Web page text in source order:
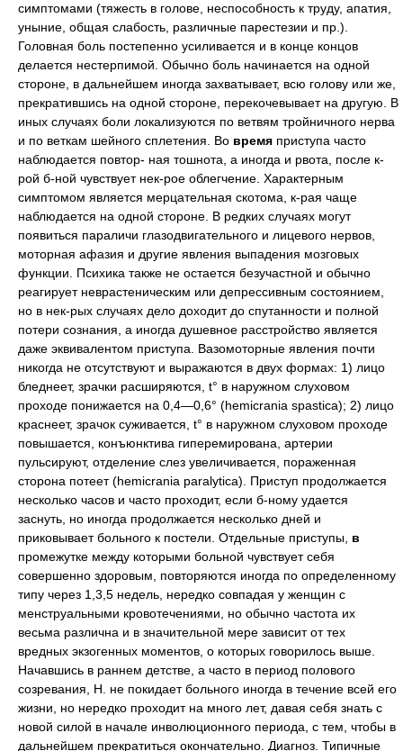
симптомами (тяжесть в голове, неспособность к труду, апатия,
уныние, общая слабость, различные парестезии и пр.).
Головная боль постепенно усиливается и в конце концов
делается нестерпимой. Обычно боль начинается на одной
стороне, в дальнейшем иногда захватывает, всю голову или же,
прекратившись на одной стороне, перекочевывает на другую. В
иных случаях боли локализуются по ветвям тройничного нерва
и по веткам шейного сплетения. Во время приступа часто
наблюдается повтор- ная тошнота, а иногда и рвота, после к-
рой б-ной чувствует нек-рое облегчение. Характерным
симптомом является мерцательная скотома, к-рая чаще
наблюдается на одной стороне. В редких случаях могут
появиться параличи глазодвигательного и лицевого нервов,
моторная афазия и другие явления выпадения мозговых
функции. Психика также не остается безучастной и обычно
реагирует неврастеническим или депрессивным состоянием,
но в нек-рых случаях дело доходит до спутанности и полной
потери сознания, а иногда душевное расстройство является
даже эквивалентом приступа. Вазомоторные явления почти
никогда не отсутствуют и выражаются в двух формах: 1) лицо
бледнеет, зрачки расширяются, t° в наружном слуховом
проходе понижается на 0,4—0,6° (hemicrania spastica); 2) лицо
краснеет, зрачок суживается, t° в наружном слуховом проходе
повышается, конъюнктива гиперемирована, артерии
пульсируют, отделение слез увеличивается, пораженная
сторона потеет (hemicrania paralytica). Приступ продолжается
несколько часов и часто проходит, если б-ному удается
заснуть, но иногда продолжается несколько дней и
приковывает больного к постели. Отдельные приступы, в
промежутке между которыми больной чувствует себя
совершенно здоровым, повторяются иногда по определенному
типу через 1,3,5 недель, нередко совпадая у женщин с
менструальными кровотечениями, но обычно частота их
весьма различна и в значительной мере зависит от тех
вредных экзогенных моментов, о которых говорилось выше.
Начавшись в раннем детстве, а часто в период полового
созревания, Н. не покидает больного иногда в течение всей его
жизни, но нередко проходит на много лет, давая себя знать с
новой силой в начале инволюционного периода, с тем, чтобы в
дальнейшем прекратиться окончательно. Диагноз. Типичные